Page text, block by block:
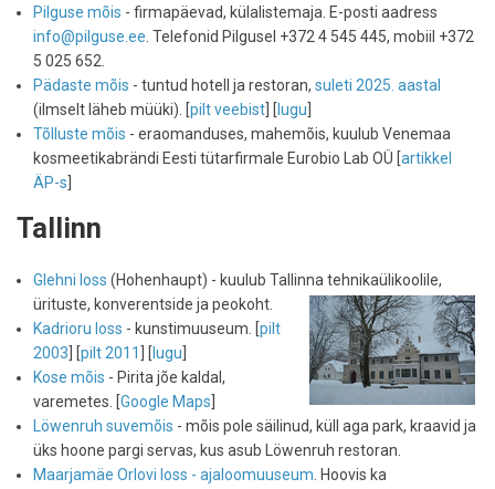
Pilguse mõis - firmapäevad, külalistemaja. E-posti aadress
info@pilguse.ee. Telefonid Pilgusel +372 4 545 445, mobiil +372
5 025 652.
Pädaste mõis - tuntud hotell ja restoran, suleti 2025. aastal
(ilmselt läheb müüki). [pilt veebist ] [ lugu
Tõlluste mõis - eraomanduses, mahemõis, kuulub Venemaa
kosmeetikabrändi Eesti tütarfirmale Eurobio Lab OÜ [artikkel
ÄP-s
Tallinn
Glehni loss (Hohenhaupt) - kuulub Tallinna tehnikaülikoolile,
ürituste, konverentside ja peokoht.
Kadrioru loss - kunstimuuseum. [pilt
2003 ] [pilt 2011 ] [ lugu
Kose mõis - Pirita jõe kaldal,
varemetes. [Google Maps
Löwenruh suvemõis - mõis pole säilinud, küll aga park, kraavid ja
üks hoone pargi servas, kus asub Löwenruh restoran.
Maarjamäe Orlovi loss - ajaloomuuseum. Hoovis ka